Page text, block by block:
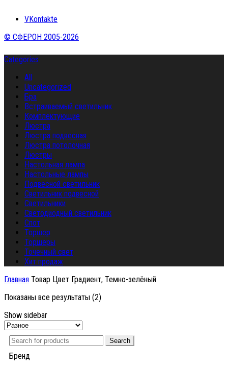
VKontakte
© СФЕРОН 2005-2026
Categories
All
Uncategorized
Бра
Встраиваемый светильник
Комплектующие
Люстра
Люстра подвесная
Люстра потолочная
Люстры
Настольная лампа
Настольные лампы
Подвесной светильник
Светильник подвесной
Светильники
Светодиодный светильник
Спот
Торшер
Торшеры
Точечный свет
Хит продаж
Главная Товар Цвет Градиент, Темно-зелёный
Показаны все результаты (2)
Show sidebar
Search
Бренд